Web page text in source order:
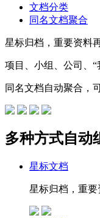
文档分类
同名文档聚合
星标归档，重要资料
项目、小组、公司、
同名文档自动聚合，
多种方式自动
星标文档
星标归档，重